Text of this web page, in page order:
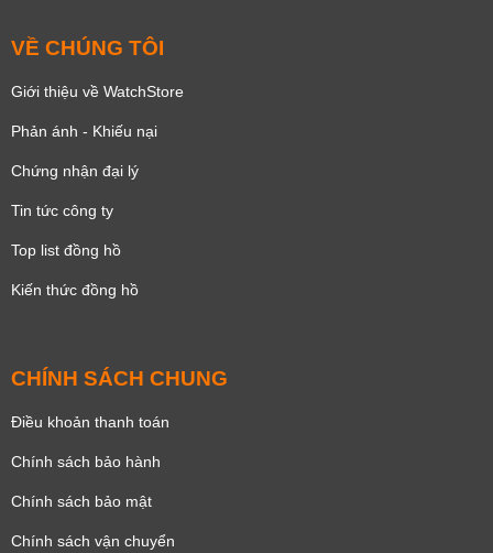
VỀ CHÚNG TÔI
Giới thiệu về WatchStore
Phản ánh - Khiếu nại
Chứng nhận đại lý
Tin tức công ty
Top list đồng hồ
Kiến thức đồng hồ
CHÍNH SÁCH CHUNG
Điều khoản thanh toán
Chính sách bảo hành
Chính sách bảo mật
Chính sách vận chuyển